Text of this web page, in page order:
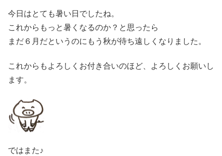
今日はとても暑い日でしたね。
これからもっと暑くなるのか？と思ったら
まだ６月だというのにもう秋が待ち遠しくなりました。
これからもよろしくお付き合いのほど、よろしくお願いし
ます。
ではまた♪